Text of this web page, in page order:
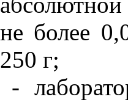
не более
250 г;
-